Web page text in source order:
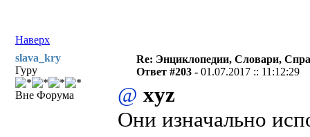
Наверх
slava_kry
Гуру
Вне Форума
Re: Энциклопедии, Словари,
Ответ #203 -01.07.2017 :: 11:12:29
@ xyz
Они изначально